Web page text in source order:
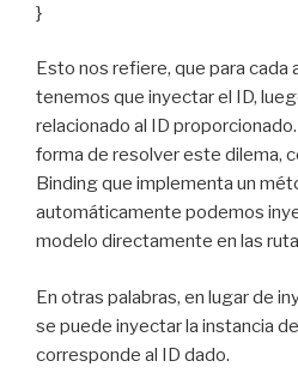
}
Esto nos refiere, que para cada
tenemos que inyectar el ID,
relacionado al ID
forma de resolver este dilema,
Binding que implementa un
automáticamente podemos
modelo directamente en las
En otras palabras, en lugar de
se puede inyectar la instancia
corresponde al ID dado.